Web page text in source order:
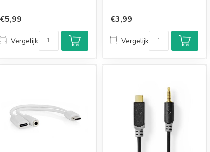
€5,99
Vergelijk
€3,99
Vergelijk